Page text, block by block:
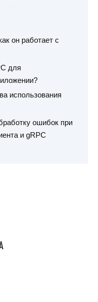
он работает с
для
использования
ошибок при
и gRPC